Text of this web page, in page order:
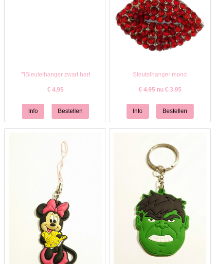
"'ISleutelhanger zwart hart
€ 4.95
Sleutelhanger mond
€ 4.95nu € 3.95